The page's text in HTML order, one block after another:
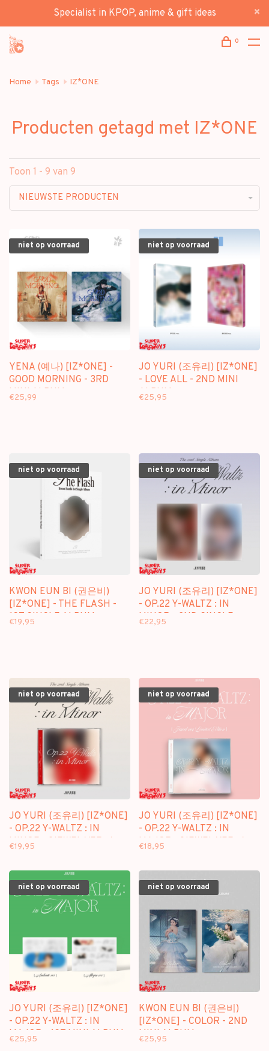
Specialist in KPOP, anime & gift ideas
0
Home Tags IZ*ONE
Producten getagd met IZ*ONE
Toon 1 - 9 van 9
NIEUWSTE PRODUCTEN
niet op voorraad
YENA (예나) [IZ*ONE] -
GOOD MORNING - 3RD
MINI ALBUM
€25,99
niet op voorraad
JO YURI (조유리) [IZ*ONE]
- LOVE ALL - 2ND MINI
ALBUM
€25,95
niet op voorraad
KWON EUN BI (권은비)
[IZ*ONE] - THE FLASH -
1ST SINGLE ALBUM
€19,95
niet op voorraad
JO YURI (조유리) [IZ*ONE]
- OP.22 Y-WALTZ : IN
MINOR - 2ND SINGLE
€22,95
niet op voorraad
JO YURI (조유리) [IZ*ONE]
- OP.22 Y-WALTZ : IN
MINOR - [JEWEL VER. /
€19,95
niet op voorraad
JO YURI (조유리) [IZ*ONE]
- OP.22 Y-WALTZ : IN
MAJOR - [JEWEL VER. /
€18,95
niet op voorraad
JO YURI (조유리) [IZ*ONE]
- OP.22 Y-WALTZ : IN
MAJOR - 1ST MINI ALBUM
€25,95
niet op voorraad
KWON EUN BI (권은비)
[IZ*ONE] - COLOR - 2ND
MINI ALBUM
€25,95